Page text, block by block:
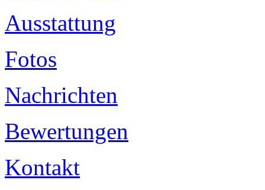
Ausstattung
Fotos
Nachrichten
Bewertungen
Kontakt